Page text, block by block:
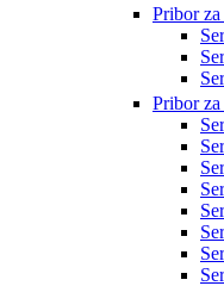
Pribor
Pribor